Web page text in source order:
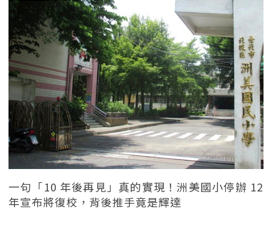
一句「10 年後再見」真的實現！洲美國小停辦 12
年宣布將復校，背後推手竟是輝達